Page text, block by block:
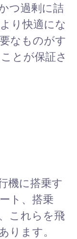
つ過剰に詰
り快適にな
なものがす
とが保証さ
機に搭乗す
ト、搭乗
これらを飛
ります。